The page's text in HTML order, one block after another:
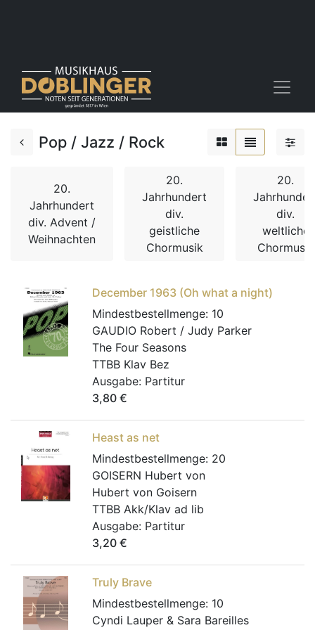
Pop / Jazz / Rock
20.
Jahrhundert
div. Advent /
Weihnachten
20.
Jahrhundert
div.
geistliche
Chormusik
20.
div.
weltliche
Chormusik
December 1963 (Oh what a night)
Mindestbestellmenge: 10
GAUDIO Robert / Judy Parker
The Four Seasons
TTBB Klav Bez
Ausgabe: Partitur
3,80 €
Heast as net
Mindestbestellmenge: 20
GOISERN Hubert von
Hubert von Goisern
TTBB Akk/Klav ad lib
Ausgabe: Partitur
3,20 €
Truly Brave
Mindestbestellmenge: 10
Cyndi Lauper & Sara Bareilles